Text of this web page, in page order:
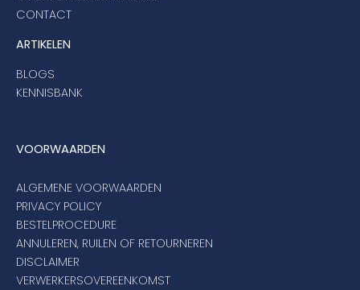
CONTACT
ARTIKELEN
BLOGS
KENNISBANK
VOORWAARDEN
ALGEMENE VOORWAARDEN
PRIVACY POLICY
BESTELPROCEDURE
ANNULEREN, RUILEN OF RETOURNEREN
DISCLAIMER
VERWERKERSOVEREENKOMST